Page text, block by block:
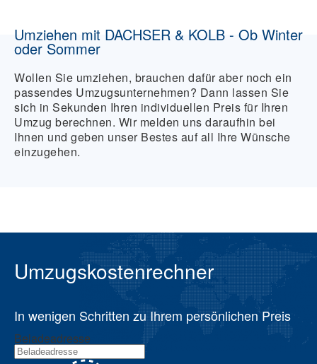
Umziehen mit DACHSER & KOLB - Ob Winter
oder Sommer
Wollen Sie umziehen, brauchen dafür aber noch ein
passendes Umzugsunternehmen? Dann lassen Sie
sich in Sekunden Ihren individuellen Preis für Ihren
Umzug berechnen. Wir melden uns daraufhin bei
Ihnen und geben unser Bestes auf all Ihre Wünsche
einzugehen.
Umzugskostenrechner
In wenigen Schritten zu Ihrem persönlichen Preis
Beladeadresse